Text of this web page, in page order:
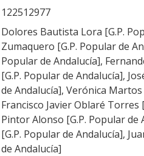
122512977
Dolores Bautista Lora [G.P.
Zumaquero [G.P. Popular de
Popular de Andalucía],
[G.P. Popular de Andalucía],
de Andalucía], Verónica
Francisco Javier Oblaré
Pintor Alonso [G.P. Popular
[G.P. Popular de Andalucía],
de Andalucía]